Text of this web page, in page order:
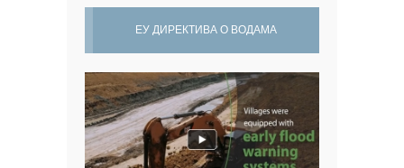
ЕУ ДИРЕКТИВА О ВОДАМА